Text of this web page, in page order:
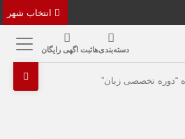
دسته‌بندی‌هاثبت اگهی رایگان
تخصصی زبان”